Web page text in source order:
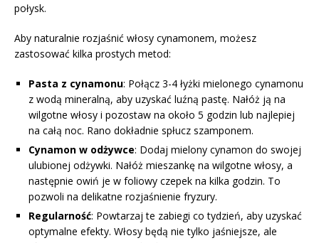
połysk.
Aby naturalnie rozjaśnić włosy cynamonem, możesz
zastosować kilka prostych metod:
Pasta z cynamonu: Połącz 3-4 łyżki mielonego cynamonu
z wodą mineralną, aby uzyskać luźną pastę. Nałóż ją na
wilgotne włosy i pozostaw na około 5 godzin lub najlepiej
na całą noc. Rano dokładnie spłucz szamponem.
Cynamon w odżywce: Dodaj mielony cynamon do swojej
ulubionej odżywki. Nałóż mieszankę na wilgotne włosy, a
następnie owiń je w foliowy czepek na kilka godzin. To
pozwoli na delikatne rozjaśnienie fryzury.
Regularność: Powtarzaj te zabiegi co tydzień, aby uzyskać
optymalne efekty. Włosy będą nie tylko jaśniejsze, ale